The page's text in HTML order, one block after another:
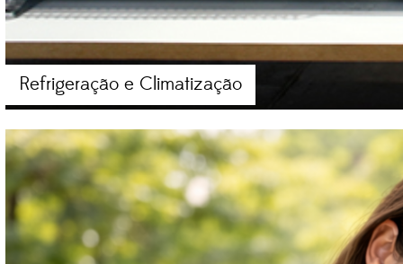
Refrigeração e Climatização